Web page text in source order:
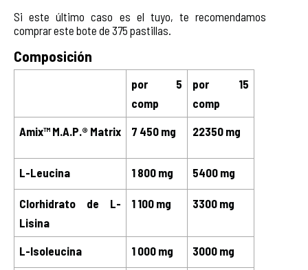
Si este último caso es el tuyo, te recomendamos
comprar este bote de 375 pastillas.
Composición
por 5
comp
por 15
comp
Amix™ M.A.P.® Matrix 7 450 mg 22350 mg
L-Leucina 1 800 mg 5400 mg
Clorhidrato de L-
Lisina
1 100 mg 3300 mg
L-Isoleucina 1 000 mg 3000 mg